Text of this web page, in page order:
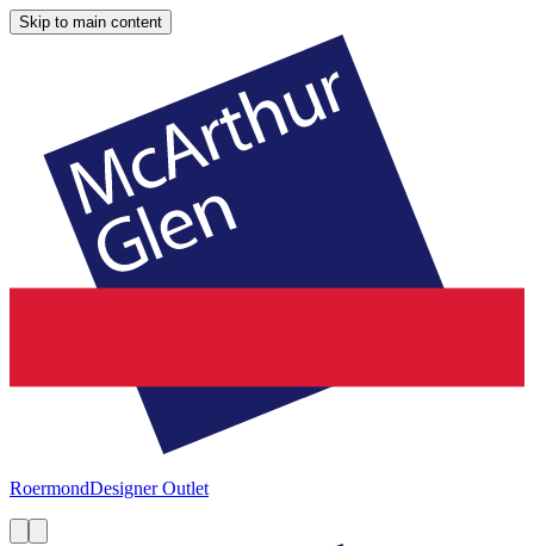
Skip to main content
RoermondDesigner Outlet